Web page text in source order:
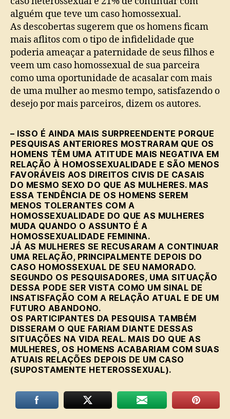
alguém que teve um caso homossexual.
As descobertas sugerem que os homens ficam
mais aflitos com o tipo de infidelidade que
poderia ameaçar a paternidade de seus filhos e
veem um caso homossexual de sua parceira
como uma oportunidade de acasalar com mais
de uma mulher ao mesmo tempo, satisfazendo o
desejo por mais parceiros, dizem os autores.
– ISSO É AINDA MAIS SURPREENDENTE PORQUE
PESQUISAS ANTERIORES MOSTRARAM QUE OS
HOMENS TÊM UMA ATITUDE MAIS NEGATIVA EM
RELAÇÃO À HOMOSSEXUALIDADE E SÃO MENOS
FAVORÁVEIS AOS DIREITOS CIVIS DE CASAIS
DO MESMO SEXO DO QUE AS MULHERES. MAS
ESSA TENDÊNCIA DE OS HOMENS SEREM
MENOS TOLERANTES COM A
HOMOSSEXUALIDADE DO QUE AS MULHERES
MUDA QUANDO O ASSUNTO É A
HOMOSSEXUALIDADE FEMININA.
JÁ AS MULHERES SE RECUSARAM A CONTINUAR
UMA RELAÇÃO, PRINCIPALMENTE DEPOIS DO
CASO HOMOSSEXUAL DE SEU NAMORADO.
SEGUNDO OS PESQUISADORES, UMA SITUAÇÃO
DESSA PODE SER VISTA COMO UM SINAL DE
INSATISFAÇÃO COM A RELAÇÃO ATUAL E DE UM
FUTURO ABANDONO.
OS PARTICIPANTES DA PESQUISA TAMBÉM
DISSERAM O QUE FARIAM DIANTE DESSAS
SITUAÇÕES NA VIDA REAL. MAIS DO QUE AS
MULHERES, OS HOMENS ACABARIAM COM SUAS
ATUAIS RELAÇÕES DEPOIS DE UM CASO
(SUPOSTAMENTE HETEROSSEXUAL).